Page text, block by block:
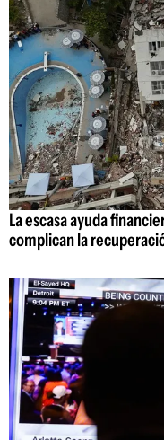
La escasa ayuda
complican la